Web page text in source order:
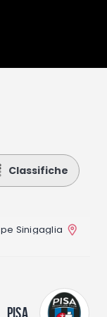
Classifiche
Sinigaglia
PISA